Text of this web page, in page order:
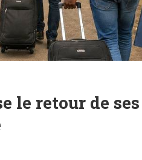
le retour de ses